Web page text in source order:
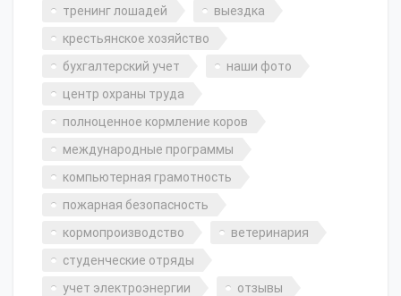
тренинг лошадей
выездка
крестьянское хозяйство
бухгалтерский учет
наши фото
центр охраны труда
полноценное кормление коров
международные программы
компьютерная грамотность
пожарная безопасность
кормопроизводство
ветеринария
студенческие отряды
учет электроэнергии
отзывы